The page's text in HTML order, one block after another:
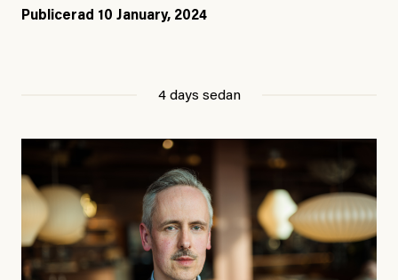
Publicerad 10 January, 2024
4 days sedan